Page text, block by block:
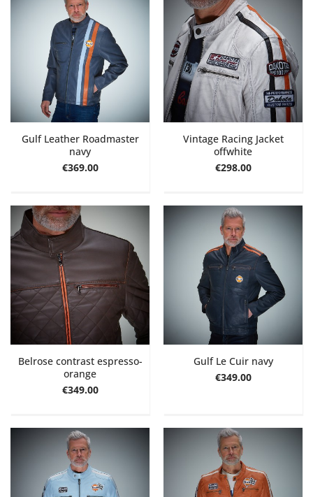
Gulf Leather Roadmaster
navy
€369.00
Vintage Racing Jacket
offwhite
€298.00
Belrose contrast espresso-
orange
€349.00
Gulf Le Cuir navy
€349.00